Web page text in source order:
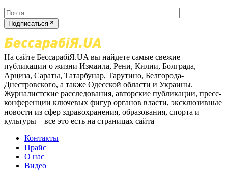
Подписаться
На сайте БессарабіЯ.UA вы найдете самые свежие
публикации о жизни Измаила, Рени, Килии, Болграда,
Арциза, Сараты, Татарбунар, Тарутино, Белгорода-
Днестровского, а также Одесской области и Украины.
Журналистские расследования, авторские публикации, пресс-
конференции ключевых фигур органов власти, эксклюзивные
новости из сфер здравохранения, образования, спорта и
культуры – все это есть на страницах сайта
Контакты
Прайс
О нас
Видео